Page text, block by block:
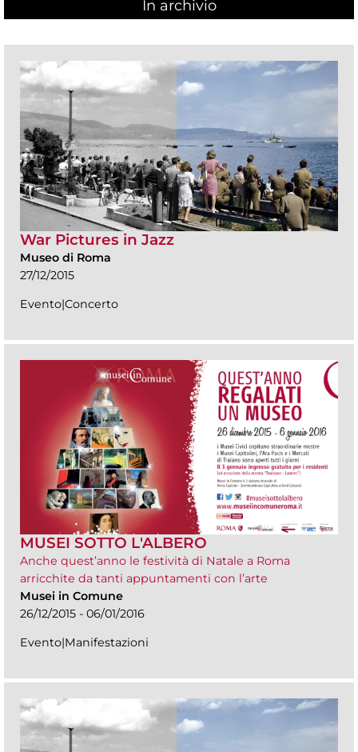
In archivio
War Pictures in Jazz
Museo di Roma
27/12/2015
Evento|Concerto
MUSEI SOTTO L'ALBERO
Anche quest’anno le festività di Natale a Roma
arricchite da tanti appuntamenti con l’arte
Musei in Comune
26/12/2015 - 06/01/2016
Evento|Manifestazioni